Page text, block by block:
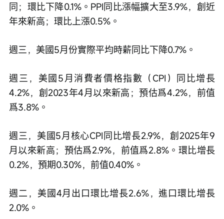
同；環比下降0.1%。PPI同比漲幅擴大至3.9%，創近
年來新高；環比上漲0.5%。
週三，美國5月份實際平均時薪同比下降0.7%。
週三，美國5月消費者價格指數（CPI）同比增長
4.2%，創2023年4月以來新高；預估爲4.2%，前值
爲3.8%。
週三，美國5月核心CPI同比增長2.9%，創2025年9
月以來新高；預估爲2.9%，前值爲2.8%。環比增長
0.2%，預期0.30%，前值0.40%。
週二，美國4月出口環比增長2.6%，進口環比增長
2.0%。